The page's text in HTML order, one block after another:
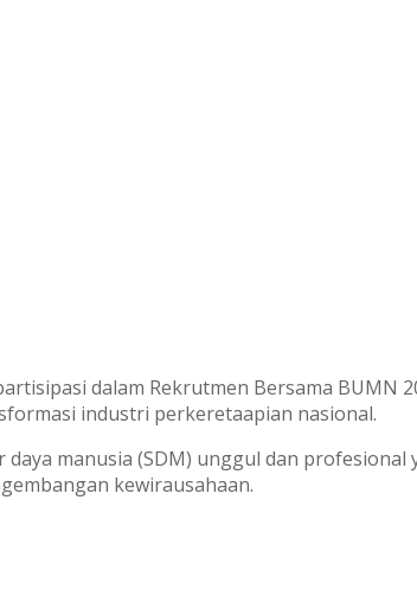
dalam Rekrutmen Bersama BUMN
industri perkeretaapian nasional.
manusia (SDM) unggul dan profesional
kewirausahaan.